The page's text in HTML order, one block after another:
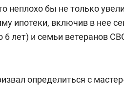
неплохо бы не только
ипотеки, включив в нее
6 лет) и семьи ветеранов
определиться с